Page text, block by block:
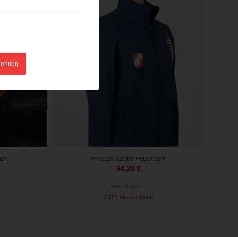
Freizeit Jacke Feuerwehr
94,20€
Verkauf durch :
ÖBFV Medien GmbH